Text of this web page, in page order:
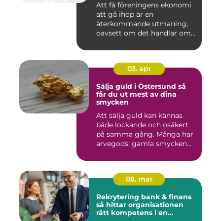
Att få föreningens ekonomi
att gå ihop är en
återkommande utmaning,
oavsett om det handlar om
03. apr
Sälja guld i Östersund så
får du ut mest av dina
smycken
Att sälja guld kan kännas
både lockande och osäkert
på samma gång. Många har
arvegods, gamla smycken...
08. mar
Rekrytering bank & finans
så hittar organisationen
rätt kompetens i en